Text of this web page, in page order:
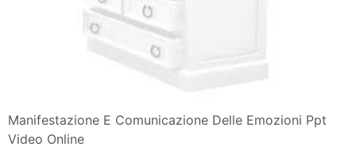
Manifestazione E Comunicazione Delle Emozioni Ppt
Video Online